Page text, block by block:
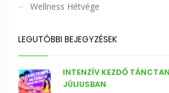
Wellness Hétvége
LEGUTÓBBI BEJEGYZÉSEK
INTENZÍV KEZDŐ
JÚLIUSBAN